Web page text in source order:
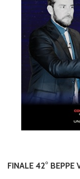
FINALE 42° BEPPE